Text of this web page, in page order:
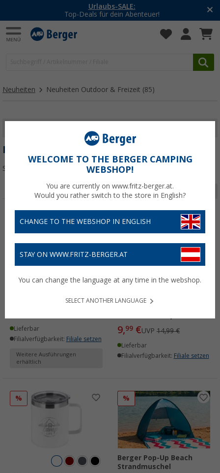
-20% auf Kleidung und Schuhe
Mit dem Aktionscode20SSV
Neuheiten Neuheiten Outdoor & Freizeit (85)
NEUHEITEN OUTDOOR & FREIZEIT
Sortieren:
Seite 1 von 3
%
Berger Picknickdecke
Lieferbar
Filialverfügbarkeit: Filiale setzen
Weitere Ausführungen
erhältlich
%
Berger SunBasic
9,99 €UVP 14,99 €
Lieferbar
Filialverfügbarkeit: Filiale setzen
% %
Berger Pop-Up Beach
Strandmuschel
WELCOME TO THE BERGER CAMPING
WEBSHOP!
You are currently on www.fritz-berger.at.
Would you rather switch to the store in English?
CHANGE TO THE WEBSHOP IN ENGLISH
STAY ON WWW.FRITZ-BERGER.AT
You can change the language at any time in the webshop.
SELECT ANOTHER LANGUAGE